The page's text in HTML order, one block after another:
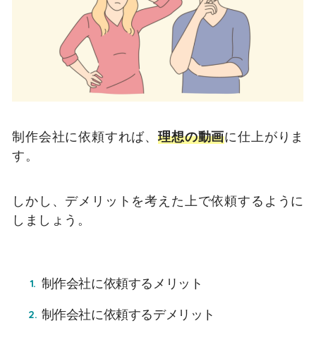
制作会社に依頼すれば、理想の動画に仕上がりま
す。
しかし、デメリットを考えた上で依頼するように
しましょう。
制作会社に依頼するメリット
制作会社に依頼するデメリット